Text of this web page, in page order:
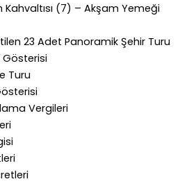
(7) – Akşam Yemeği
23 Adet Panoramik Şehir Turu
Gösterisi
Turu
Vergileri